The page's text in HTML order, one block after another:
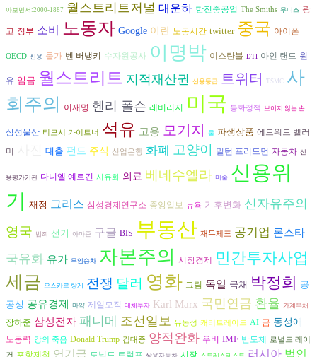
아보면서:2000-1887 월스트리트저널 대운하 한진중공업 The Smiths 무디스 광
고 정부 소비 노동자 Google 이란 노동시간 twitter 중국 아이폰
OECD 신용 물가 벤 버냉키 수자원공사 이명박 이스탄불 DTI 아인 랜드 원
유 임금 월스트리트 지적재산권 신용등급 트위터 TSMC
사
회주의
이재명 헨리 폴슨 레버리지 미국 통화정책 보이지 않는 손
삼성물산 티모시 가이트너 석유 고용 모기지 물 파생상품 에드워드 벨러
미 대출 펀드 주식 산업은행 화폐 고양이 밀턴 프리드먼 자동차 신
용평가기관 다니엘 예르긴 사유화 의료 베네수엘라 미술 신용위
기 재정 그리스 삼성경제연구소 중앙일보 뉴욕 기후변화 신자유주의
영국 범죄 선거 아마존 구글 BIS 부동산 재무제표 공기업 론스타
국유화 유가 무임승차 자본주의 시장경제 민간투자사업
세금 오스카르 랑게 전쟁 달러 영화 그림 독일 국채 박정희
공
공성 공유경제 마약 제일모직 대체투자 Karl Marx 국민연금 환율 가계부채
장하준 삼성전자 패니메 조선일보 유동성 캐리트레이드 AI 금 동성애
노동력 강의 죽음 Donald Trump 김대중 양적완화 우버 IMF 반도체
로널드 레이
건
연기금 도널드 트럼프 시장 러시아 법인